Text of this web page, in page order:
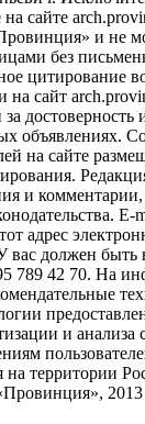
сайте
и не
без
цитирование
на сайт
за
объявлениях.
на сайте
и
E-
адрес
вас должен быть
789 42 70. На
и анализа
территории
2013